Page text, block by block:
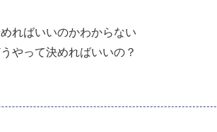
ればいいのかわからない
やって決めればいいの？